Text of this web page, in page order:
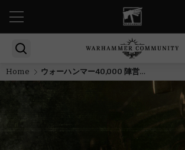
Home ウォーハンマー40,000 陣営紹介：インペリアルナイトとケイオスナイト